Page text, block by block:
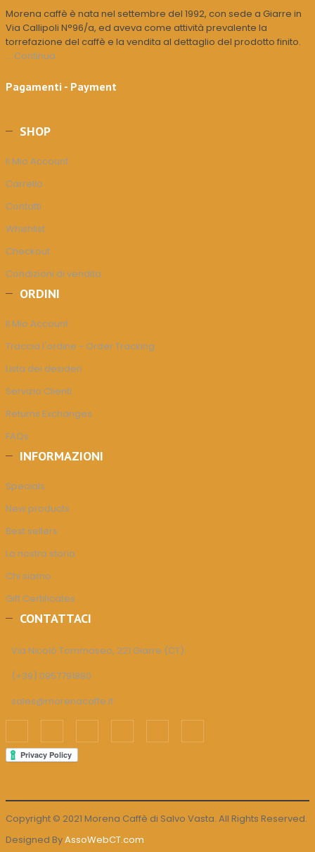
Morena caffè è nata nel settembre del 1992, con sede a Giarre in
Via Callipoli N°96/a, ed aveva come attività prevalente la
torrefazione del caffè e la vendita al dettaglio del prodotto finito.
... Continua
Pagamenti - Payment
SHOP
Il Mio Account
Carrello
Contatti
Whishlist
Checkout
Condizioni di vendita
ORDINI
Il Mio Account
Traccia l'ordine - Order Tracking
Lista dei desideri
Servizio Clienti
Returns Exchanges
FAQs
INFORMAZIONI
Specials
New products
Best sellers
La nostra storia
Chi siamo
Gift Certificates
CONTATTACI
Via Nicolò Tommaseo, 221 Giarre (CT).
(+39) 0957791880
sales@morenacaffe.it
Copyright © 2021 Morena Caffè di Salvo Vasta. All Rights Reserved.
Designed ByAssoWebCT.com